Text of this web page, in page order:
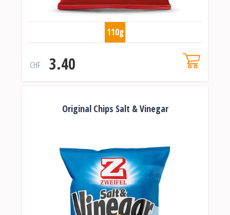
110g
CHF 3.40
Original Chips Salt & Vinegar